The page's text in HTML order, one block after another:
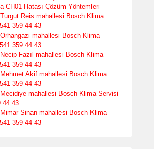
CH01 Hatası Çözüm Yöntemleri
Reis mahallesi Bosch Klima
359 44 43
mahallesi Bosch Klima
359 44 43
Fazıl mahallesi Bosch Klima
359 44 43
Akif mahallesi Bosch Klima
359 44 43
mahallesi Bosch Klima Servisi
44 43
Sinan mahallesi Bosch Klima
359 44 43